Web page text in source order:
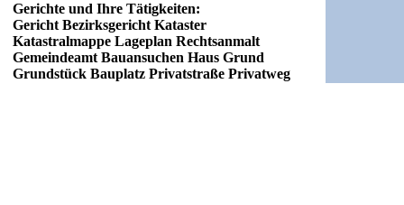
Gerichte und Ihre Tätigkeiten:
Gericht Bezirksgericht Kataster
Katastralmappe Lageplan Rechtsanmalt
Gemeindeamt Bauansuchen Haus Grund
Grundstück Bauplatz Privatstraße Privatweg